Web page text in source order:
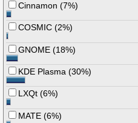
Cinnamon (7%)
COSMIC (2%)
GNOME (18%)
KDE Plasma (30%)
LXQt (6%)
MATE (6%)